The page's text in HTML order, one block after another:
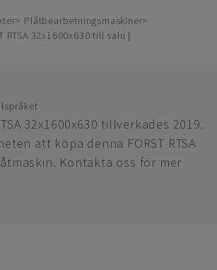
Plåtbearbetningsmaskiner
RTSA 32x1600x630 till salu |
32x1600x630 tillverkades 2019.
att köpa denna FORST RTSA
Kontakta oss för mer